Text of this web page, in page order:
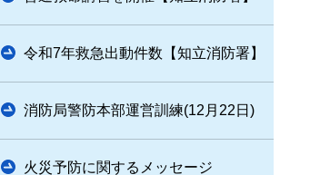
令和7年救急出動件数【知立消防署】
消防局警防本部運営訓練(12月22日)
火災予防に関するメッセージ